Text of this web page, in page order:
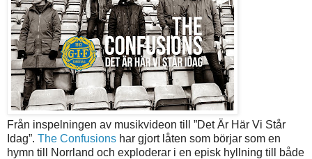
Från inspelningen av musikvideon till ”Det Är Här Vi Står
Idag”. The Confusions har gjort låten som börjar som en
hymn till Norrland och exploderar i en episk hyllning till både